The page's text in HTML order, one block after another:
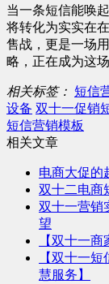
当一条短信能唤
将转化为实实在
售战，更是一场
略，正在成为这
相关标签： 短信
设备 双十一促销
短信营销模板
相关文章
电商大促的
双十二电商
双十一营销
望
【双十一
【双十一
慧服务】